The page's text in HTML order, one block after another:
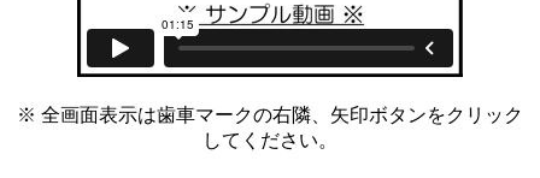
※ 全画面表示は歯車マークの右隣、矢印ボタンをクリック
してください。